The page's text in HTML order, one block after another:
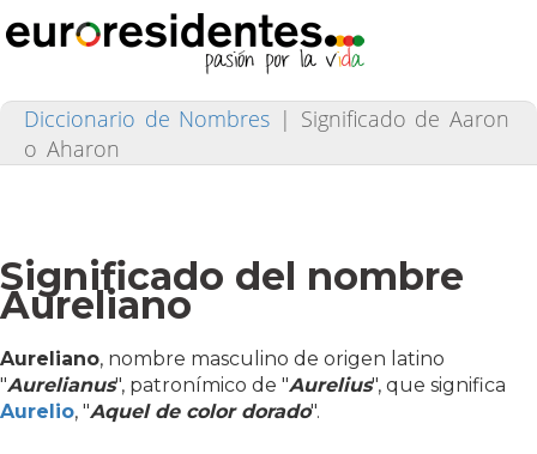
Diccionario de Nombres | Significado de Aaron
o Aharon
Significado del nombre
Aureliano
Aureliano, nombre masculino de origen latino
"Aurelianus", patronímico de "Aurelius", que significa
Aurelio, "Aquel de color dorado".